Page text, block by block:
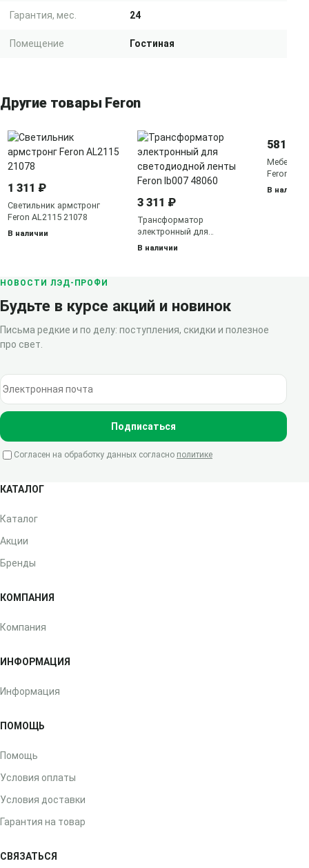
Гарантия, мес. 24
Помещение Гостиная
Другие товары Feron
1 311 ₽
Светильник армстронг
Feron AL2115 21078
В наличии
3 311 ₽
Трансформатор
электронный для
светодиодной ленты Feron
В наличии
581 ₽
Feron
В наличии
НОВОСТИ ЛЭД-ПРОФИ
Будьте в курсе акций и новинок
Письма редкие и по делу: поступления, скидки и полезное
про свет.
Электронная почта
Подписаться
Согласен на обработку данных согласно политике
КАТАЛОГ
Каталог
Акции
Бренды
КОМПАНИЯ
Компания
ИНФОРМАЦИЯ
Информация
ПОМОЩЬ
Помощь
Условия оплаты
Условия доставки
Гарантия на товар
СВЯЗАТЬСЯ